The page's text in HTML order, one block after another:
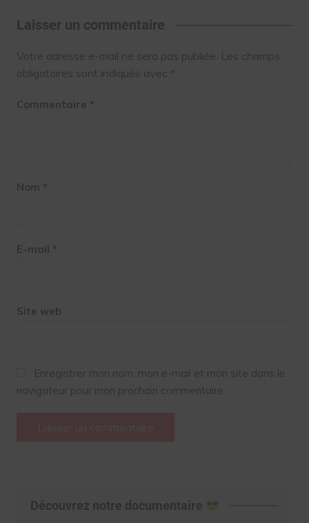
Laisser un commentaire
Votre adresse e-mail ne sera pas publiée. Les champs
obligatoires sont indiqués avec *
Commentaire *
Nom *
E-mail *
Site web
Enregistrer mon nom, mon e-mail et mon site dans le
navigateur pour mon prochain commentaire.
Découvrez notre documentaire